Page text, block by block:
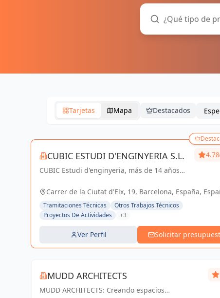
Tarjetas Mapa Destacados
CUBIC ESTUDI D'ENGINYERIA S.L.
CUBIC Estudi d'enginyeria, más de 14 años
Ingeniería con una trayectoria sólida y exitosa
4.78
Carrer de la Ciutat d'Elx, 19, Barcelona, España,
Tramitaciones Técnicas
Otros Trabajos Técnicos
Proyectos De Actividades
+3
Ver Perfil Solicitar
MUDD ARCHITECTS
MUDD ARCHITECTS: Creando espacios